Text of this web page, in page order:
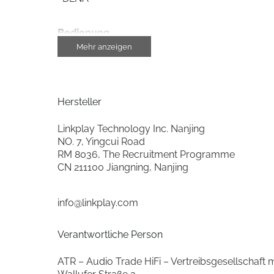
Bedienung
steuerbar über Smartphone/Tablet
Breite (cm)
Höhe (cm)
Tiefe (cm)
Mehr anzeigen
Hersteller
Linkplay Technology Inc. Nanjing
NO. 7, Yingcui Road
RM 8036, The Recruitment Programme
CN 211100 Jiangning, Nanjing
info@linkplay.com
Verantwortliche Person
ATR – Audio Trade HiFi – Vertreibsgesellschaft